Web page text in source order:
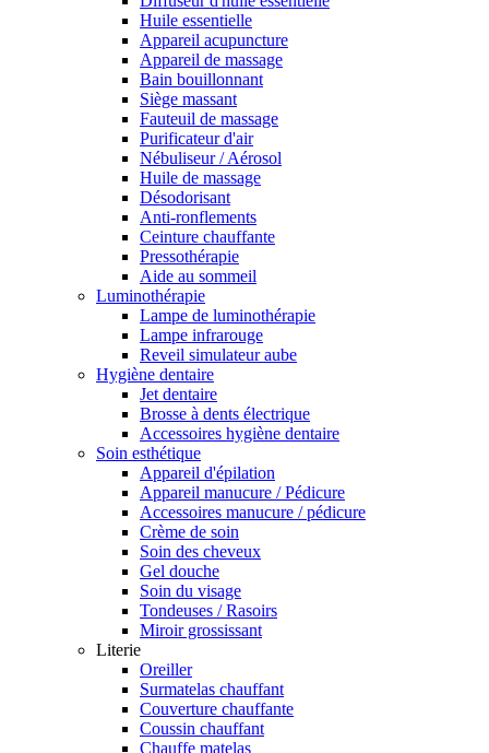
Huile essentielle
Appareil acupuncture
Appareil de massage
Bain bouillonnant
Siège massant
Fauteuil de massage
Purificateur d'air
Nébuliseur / Aérosol
Huile de massage
Désodorisant
Anti-ronflements
Ceinture chauffante
Pressothérapie
Aide au sommeil
Luminothérapie
Lampe de luminothérapie
Lampe infrarouge
Reveil simulateur aube
Hygiène dentaire
Jet dentaire
Brosse à dents électrique
Accessoires hygiène dentaire
Soin esthétique
Appareil d'épilation
Appareil manucure / Pédicure
Accessoires manucure / pédicure
Crème de soin
Soin des cheveux
Gel douche
Soin du visage
Tondeuses / Rasoirs
Miroir grossissant
Literie
Oreiller
Surmatelas chauffant
Couverture chauffante
Coussin chauffant
Chauffe matelas